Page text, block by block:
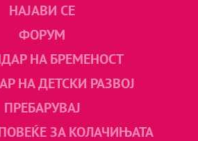
НАЈАВИ СЕ
ФОРУМ
НА БРЕМЕНОСТ
НА ДЕТСКИ РАЗВОЈ
ПРЕБАРУВАЈ
ЗА КОЛАЧИЊАТА